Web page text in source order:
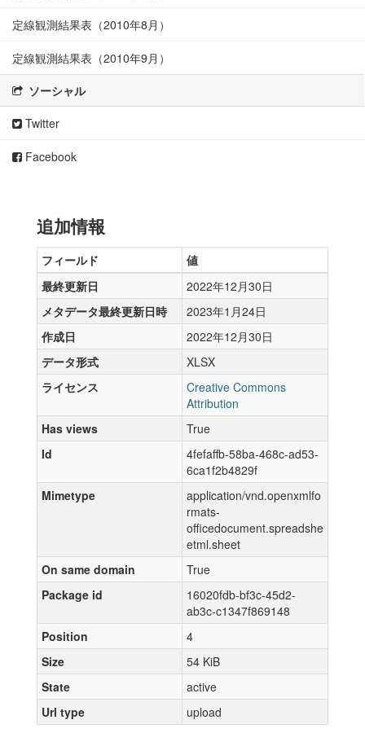
定線観測結果表（2010年8月）
定線観測結果表（2010年9月）
ソーシャル
Twitter
Facebook
追加情報
フィールド
値
最終更新日
2022年12月30日
メタデータ最終更新日時
2023年1月24日
作成日
2022年12月30日
データ形式
XLSX
ライセンス
Creative Commons
Attribution
Has views
True
Id
4fefaffb-58ba-468c-ad53-
6ca1f2b4829f
Mimetype
application/vnd.openxmlfo
rmats-
officedocument.spreadshe
etml.sheet
On same domain
True
Package id
16020fdb-bf3c-45d2-
ab3c-c1347f869148
Position
4
Size
54 KiB
State
active
Url type
upload